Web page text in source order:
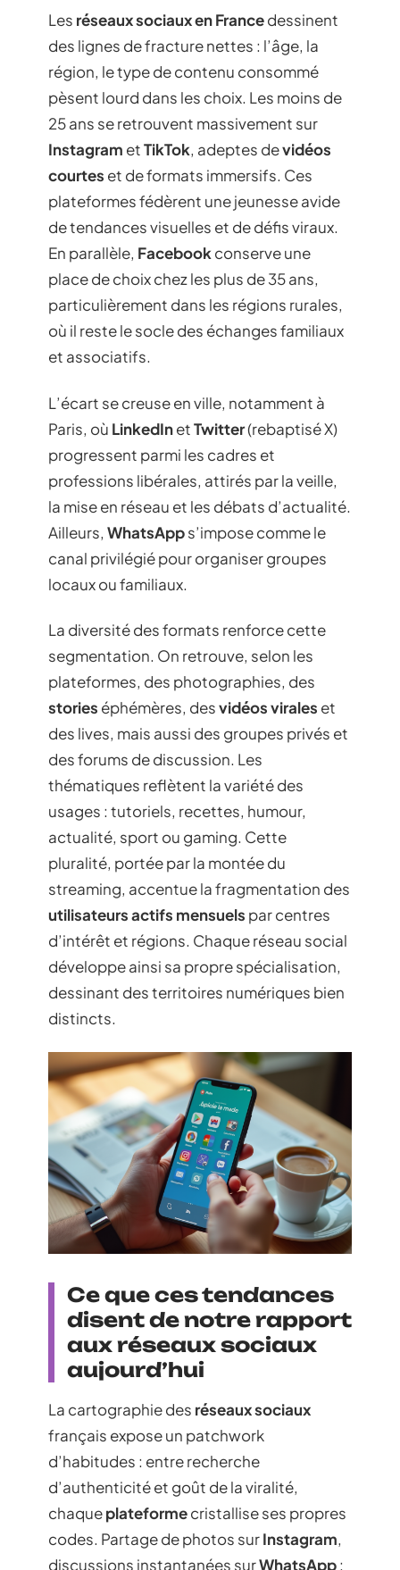
Les réseaux sociaux en Francedessinent
des lignes de fracture nettes : l’âge, la
région, le type de contenu consommé
pèsent lourd dans les choix. Les moins de
25 ans se retrouvent massivement sur
Instagram etTikTok, adeptes devidéos
courtes et de formats immersifs. Ces
plateformes fédèrent une jeunesse avide
de tendances visuelles et de défis viraux.
En parallèle, Facebook conserve une
place de choix chez les plus de 35 ans,
particulièrement dans les régions rurales,
où il reste le socle des échanges familiaux
et associatifs.
L’écart se creuse en ville, notamment à
Paris, où LinkedInetTwitter(rebaptisé X)
progressent parmi les cadres et
professions libérales, attirés par la veille,
la mise en réseau et les débats d’actualité.
Ailleurs, WhatsApps’impose comme le
canal privilégié pour organiser groupes
locaux ou familiaux.
La diversité des formats renforce cette
segmentation. On retrouve, selon les
plateformes, des photographies, des
stories éphémères, desvidéos virales et
des lives, mais aussi des groupes privés et
des forums de discussion. Les
thématiques reflètent la variété des
usages : tutoriels, recettes, humour,
actualité, sport ou gaming. Cette
pluralité, portée par la montée du
streaming, accentue la fragmentation des
utilisateurs actifs mensuels par centres
d’intérêt et régions. Chaque réseau social
développe ainsi sa propre spécialisation,
dessinant des territoires numériques bien
distincts.
Ce que ces tendances
disent de notre rapport
aux réseaux sociaux
aujourd’hui
La cartographie des réseaux sociaux
français expose un patchwork
d’habitudes : entre recherche
d’authenticité et goût de la viralité,
chaqueplateformecristallise ses propres
codes. Partage de photos surInstagram,
discussions instantanées surWhatsApp: